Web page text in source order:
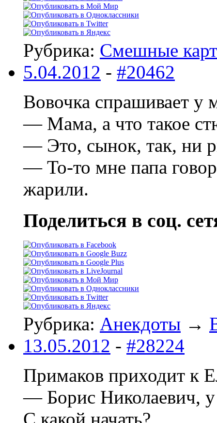
Рубрика: Смешные
5.04.2012 - #20462
Вовочка спрашивает у
— Мама, а что такое
— Это, сынок, так, ни
— То-то мне папа
жарили.
Поделиться в соц.
Рубрика: Анекдоты →
13.05.2012 - #28224
Примаков приходит к
— Борис Николаевич, у